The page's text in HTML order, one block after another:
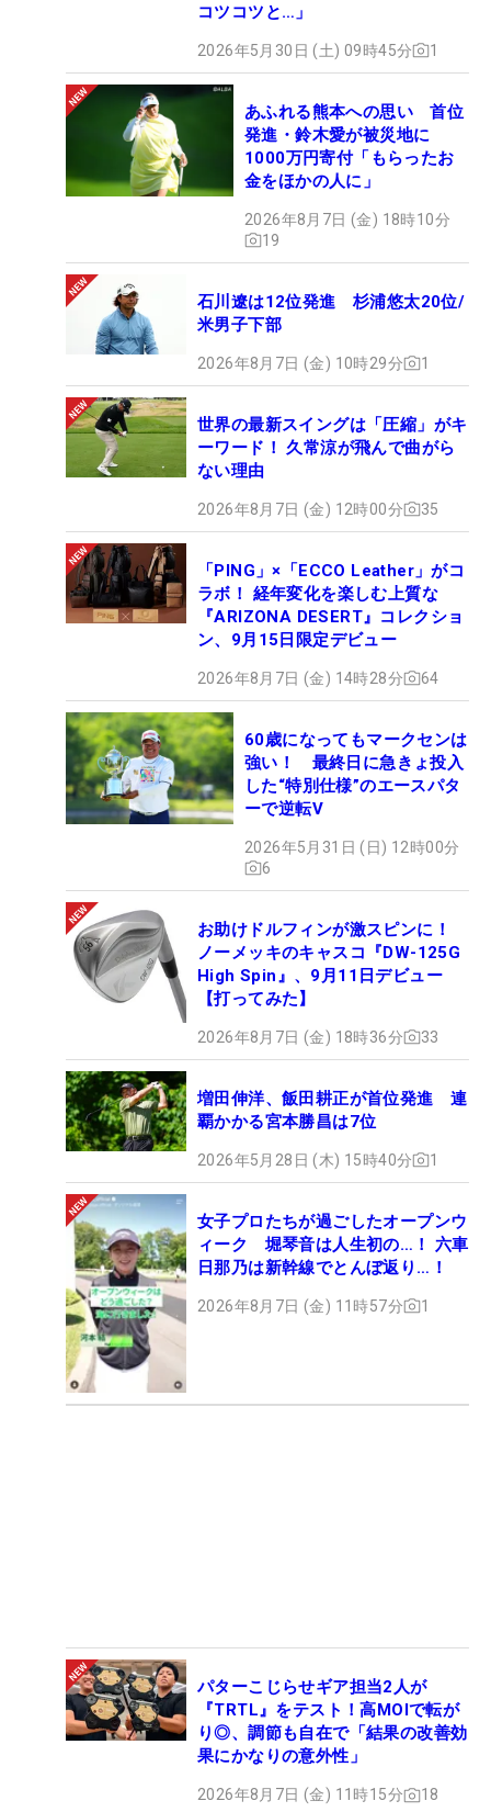
コツコツと…」
2026年5月30日 (土) 09時45分 1
あふれる熊本への思い 首位
発進・鈴木愛が被災地に
1000万円寄付「もらったお
金をほかの人に」
2026年8月7日 (金) 18時10分
19
石川遼は12位発進 杉浦悠太20位/
米男子下部
2026年8月7日 (金) 10時29分 1
世界の最新スイングは「圧縮」がキ
ーワード！ 久常涼が飛んで曲がら
ない理由
2026年8月7日 (金) 12時00分 35
「PING」×「ECCO Leather」がコ
ラボ！ 経年変化を楽しむ上質な
『ARIZONA DESERT』コレクショ
ン、9月15日限定デビュー
2026年8月7日 (金) 14時28分 64
60歳になってもマークセンは
強い！ 最終日に急きょ投入
した“特別仕様”のエースパタ
ーで逆転V
2026年5月31日 (日) 12時00分
6
お助けドルフィンが激スピンに！
ノーメッキのキャスコ『DW-125G
High Spin』、9月11日デビュー
【打ってみた】
2026年8月7日 (金) 18時36分 33
増田伸洋、飯田耕正が首位発進 連
覇かかる宮本勝昌は7位
2026年5月28日 (木) 15時40分 1
女子プロたちが過ごしたオープンウ
ィーク 堀琴音は人生初の…！ 六車
日那乃は新幹線でとんぼ返り…！
2026年8月7日 (金) 11時57分 1
パターこじらせギア担当2人が
『TRTL』をテスト！高MOIで転が
り◎、調節も自在で「結果の改善効
果にかなりの意外性」
2026年8月7日 (金) 11時15分 18